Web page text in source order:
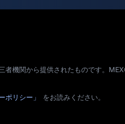
者機関から提供されたものです。
ポリシー」 をお読みください。